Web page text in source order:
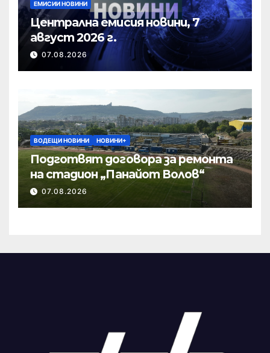
ЕМИСИИ НОВИНИ
Централна емисия новини, 7
август 2026 г.
07.08.2026
ВОДЕЩИ НОВИНИ НОВИНИ+
Подготвят договора за ремонта
на стадион „Панайот Волов“
07.08.2026